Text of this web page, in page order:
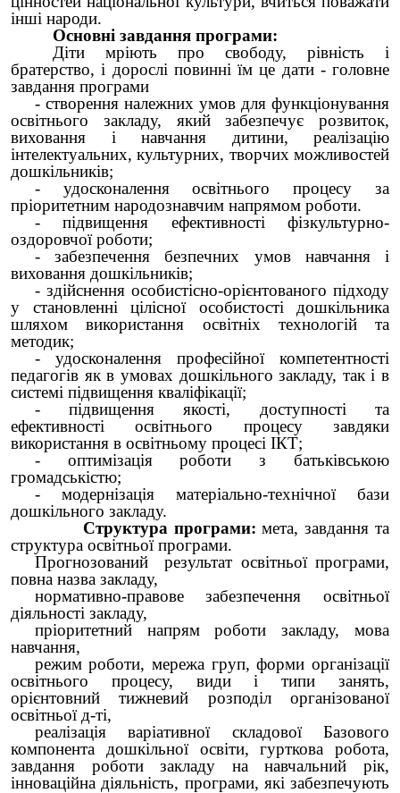
інші народи.
Основні завдання програми:
Діти мріють про свободу, рівність і
братерство, і дорослі повинні їм це дати - головне
завдання програми
- створення належних умов для функціонування
освітнього закладу, який забезпечує розвиток,
виховання і навчання дитини, реалізацію
інтелектуальних, культурних, творчих можливостей
дошкільників;
- удосконалення освітнього процесу за
пріоритетним народознавчим напрямом роботи.
- підвищення ефективності фізкультурно-
оздоровчої роботи;
- забезпечення безпечних умов навчання і
виховання дошкільників;
- здійснення особистісно-орієнтованого підходу
у становленні цілісної особистості дошкільника
шляхом використання освітніх технологій та
методик;
- удосконалення професійної компетентності
педагогів як в умовах дошкільного закладу, так і в
системі підвищення кваліфікації;
- підвищення якості, доступності та
ефективності освітнього процесу завдяки
використання в освітньому процесі ІКТ;
- оптимізація роботи з батьківською
громадськістю;
- модернізація матеріально-технічної бази
дошкільного закладу.
Структура програми:мета, завдання та
структура освітньої програми.
Прогнозований результат освітньої програми,
повна назва закладу,
нормативно-правове забезпечення освітньої
діяльності закладу,
пріоритетний напрям роботи закладу, мова
навчання,
режим роботи, мережа груп, форми організації
освітнього процесу, види і типи занять,
орієнтовний тижневий розподіл організованої
освітньої д-ті,
реалізація варіативної складової Базового
компонента дошкільної освіти, гурткова робота,
завдання роботи закладу на навчальний рік,
інноваційна діяльність, програми, які забезпечують